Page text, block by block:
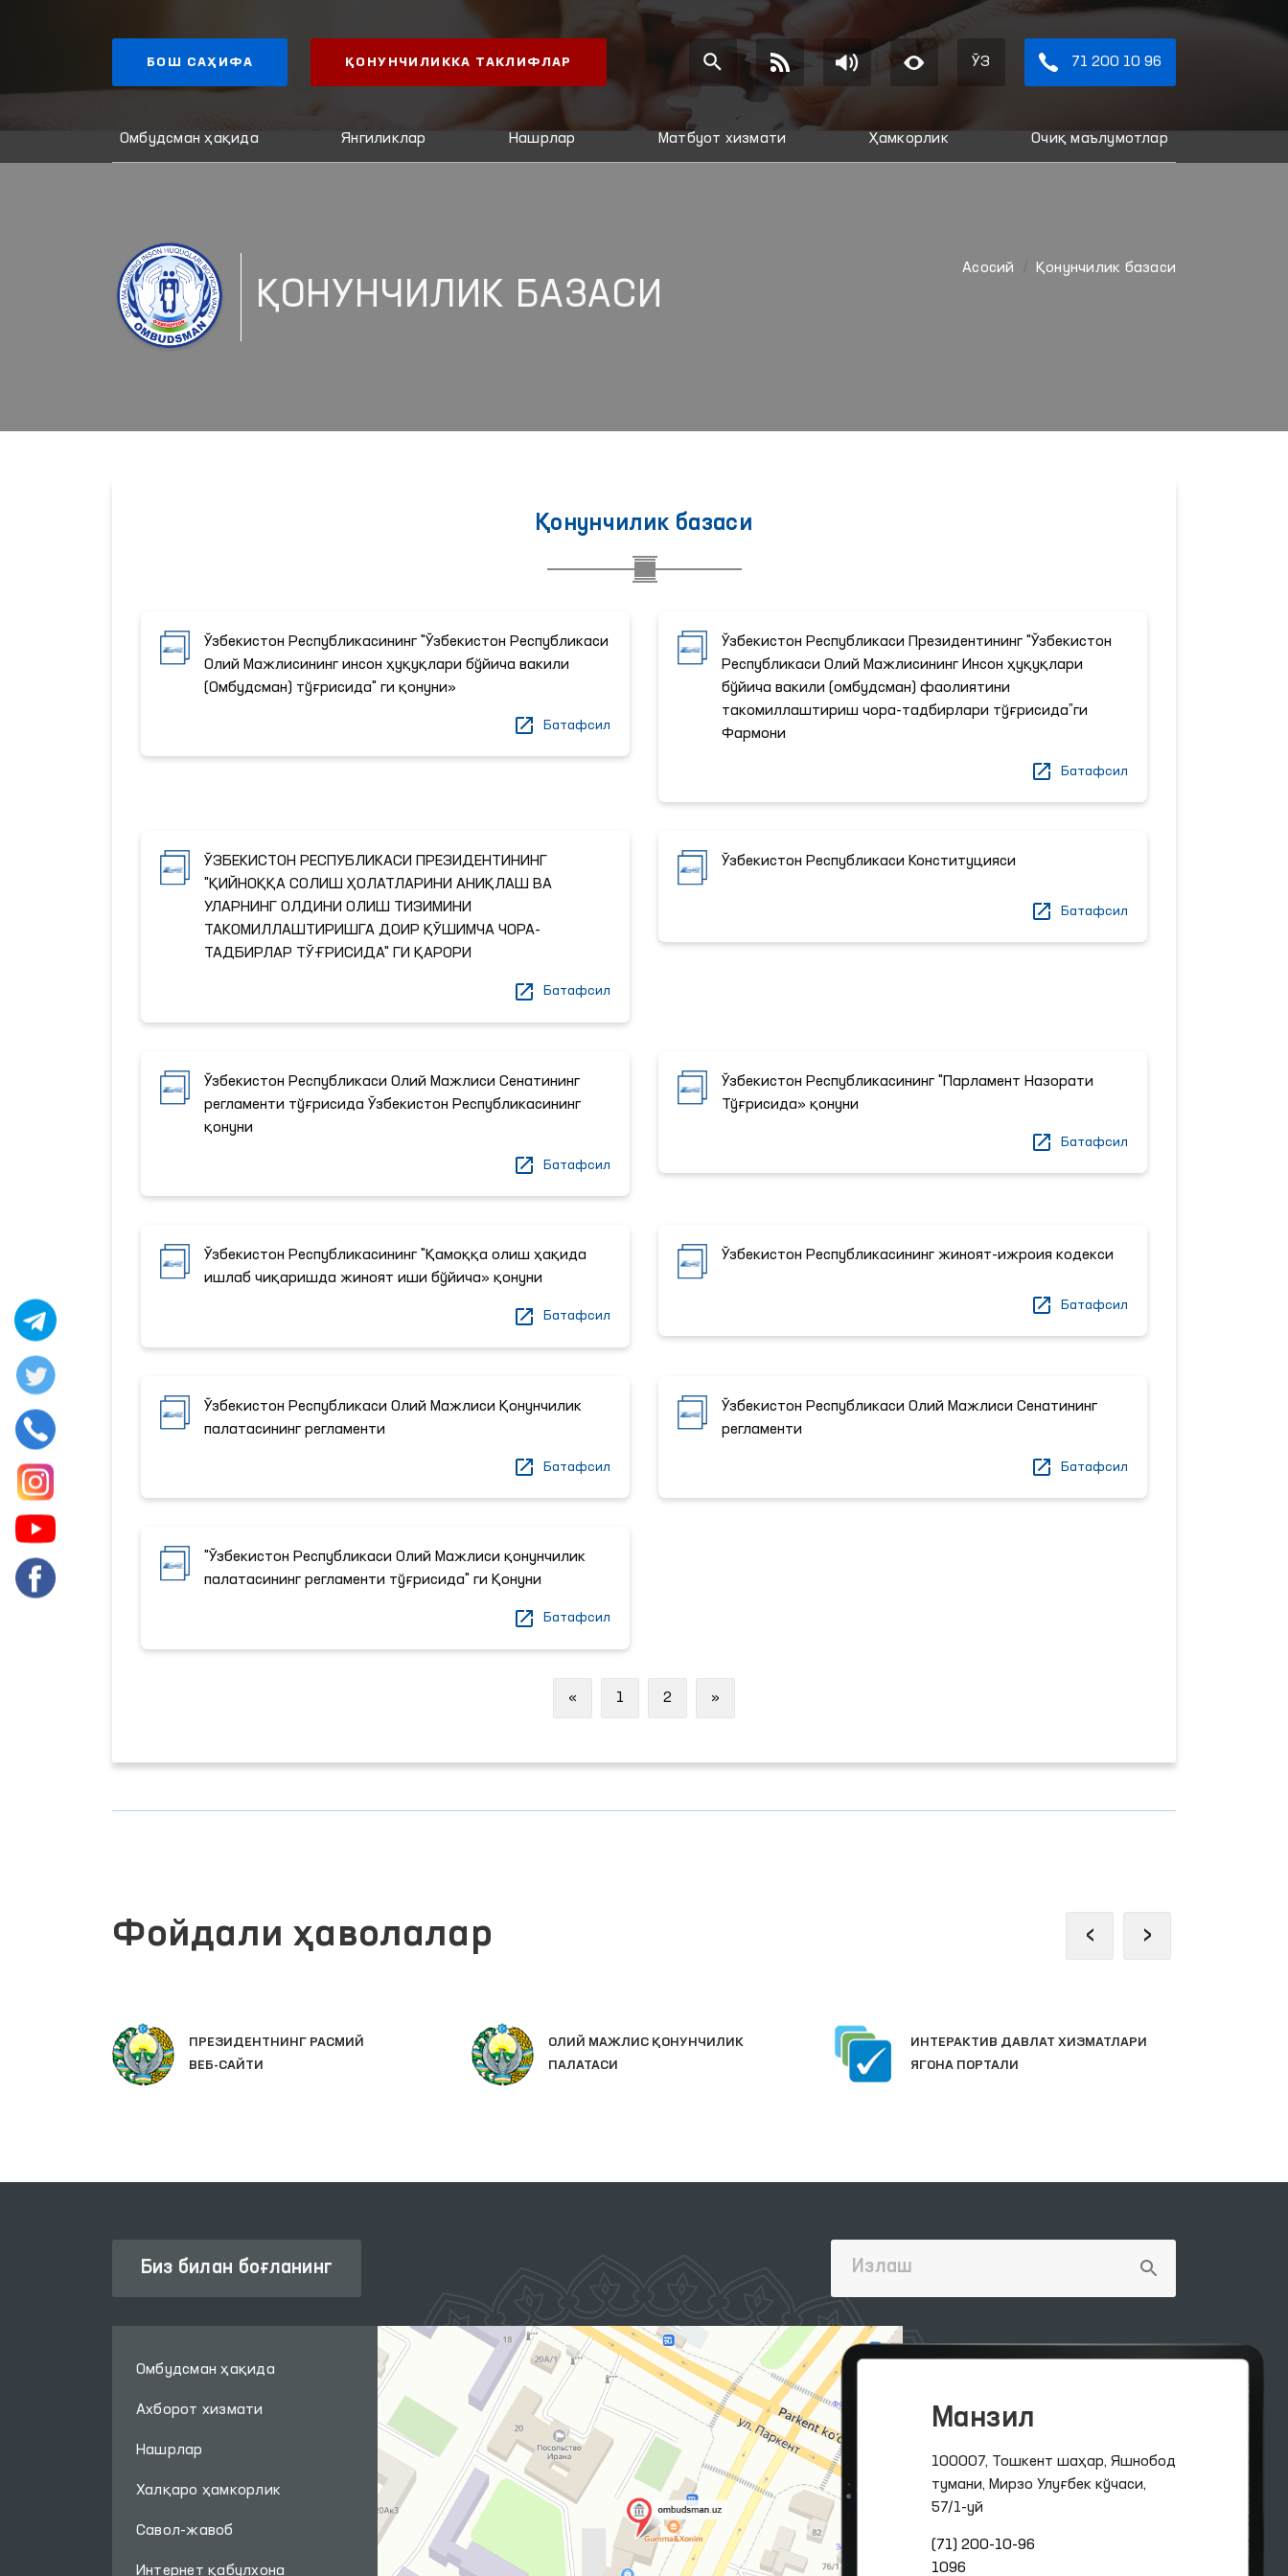
БОШ САҲИФА ҚОНУНЧИЛИККА ТАКЛИФЛАР ЎЗ 71 200 10 96
Омбудсман ҳақида Янгиликлар Нашрлар Матбуот хизмати Ҳамкорлик Очиқ маълумотлар
ҚОНУНЧИЛИК БАЗАСИ
Aсосий Қонунчилик базаси
Қонунчилик базаси
Ўзбекистон Республикасининг "Ўзбекистон Республикаси
Олий Мажлисининг инсон ҳуқуқлари бўйича вакили
(Омбудсман) тўғрисида" ги қонуни»
Батафсил
Ўзбекистон Республикаси Президентининг "Ўзбекистон
Республикаси Олий Мажлисининг Инсон ҳуқуқлари
бўйича вакили (омбудсман) фаолиятини
такомиллаштириш чора-тадбирлари тўғрисида”ги
Фармони
Батафсил
ЎЗБЕКИСТОН РЕСПУБЛИКАСИ ПРЕЗИДЕНТИНИНГ
"ҚИЙНОҚҚА СОЛИШ ҲОЛАТЛАРИНИ АНИҚЛАШ ВА
УЛАРНИНГ ОЛДИНИ ОЛИШ ТИЗИМИНИ
ТАКОМИЛЛАШТИРИШГА ДОИР ҚЎШИМЧА ЧОРА-
ТАДБИРЛАР ТЎҒРИСИДА" ГИ ҚАРОРИ
Батафсил
Ўзбекистон Республикаси Конституцияси
Батафсил
Ўзбекистон Республикаси Олий Мажлиси Сенатининг
регламенти тўғрисида Ўзбекистон Республикасининг
қонуни
Батафсил
Ўзбекистон Республикасининг "Парламент Назорати
Тўғрисида» қонуни
Батафсил
Ўзбекистон Республикасининг "Қамоққа олиш ҳақида
ишлаб чиқаришда жиноят иши бўйича» қонуни
Батафсил
Ўзбекистон Республикасининг жиноят-ижроия кодекси
Батафсил
Ўзбекистон Республикаси Олий Мажлиси Қонунчилик
палатасининг регламенти
Батафсил
Ўзбекистон Республикаси Олий Мажлиси Сенатининг
регламенти
Батафсил
"Ўзбекистон Республикаси Олий Мажлиси қонунчилик
палатасининг регламенти тўғрисида" ги Қонуни
Батафсил
« Previous
1 2 »
Фойдали ҳаволалар
ПРЕЗИДЕНТНИНГ РАСМИЙ
ВЕБ-САЙТИ
ОЛИЙ МАЖЛИС ҚОНУНЧИЛИК
ПАЛАТАСИ
ИНТЕРАКТИВ ДАВЛАТ ХИЗМАТЛАРИ
ЯГОНА ПОРТАЛИ
‹ ›
Биз билан боғланинг
Омбудсман ҳақида
Ахборот хизмати
Нашрлар
Халқаро ҳамкорлик
Савол-жавоб
Интернет қабулхона
Манзил
100007, Тошкент шаҳар, Яшнобод
тумани, Мирзо Улуғбек кўчаси,
57/1-уй
(71) 200-10-96
1096